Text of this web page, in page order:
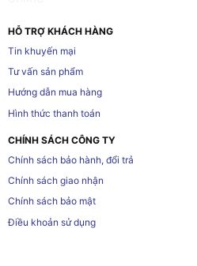
HỖ TRỢ KHÁCH HÀNG
Tin khuyến mại
Tư vấn sản phẩm
Hướng dẫn mua hàng
Hình thức thanh toán
CHÍNH SÁCH CÔNG TY
Chính sách bảo hành, đổi trả
Chính sách giao nhận
Chính sách bảo mật
Điều khoản sử dụng